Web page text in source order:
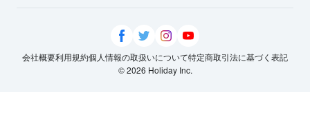
会社概要利用規約個人情報の取扱いについて特定商取引法に基づく表記
© 2026 Holiday Inc.